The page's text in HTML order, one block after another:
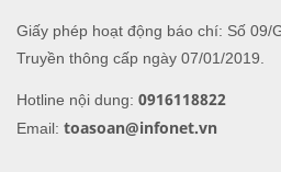
Giấy phép hoạt động báo chí: Số 09/
Truyền thông cấp ngày 07/01/2019.
Hotline nội dung: 0916118822
Email: toasoan@infonet.vn